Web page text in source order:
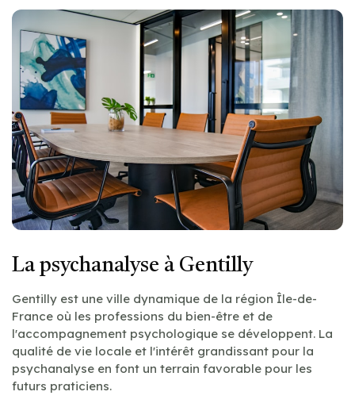
La psychanalyse à Gentilly
Gentilly est une ville dynamique de la région Île-de-
France où les professions du bien-être et de
l'accompagnement psychologique se développent. La
qualité de vie locale et l'intérêt grandissant pour la
psychanalyse en font un terrain favorable pour les
futurs praticiens.